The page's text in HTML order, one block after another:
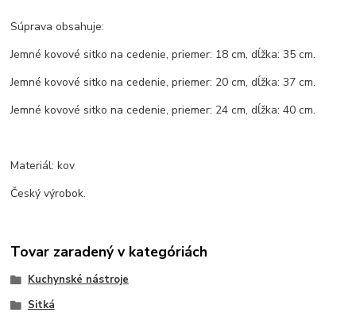
Súprava obsahuje:
Jemné kovové sitko na cedenie, priemer: 18 cm, dĺžka: 35 cm.
Jemné kovové sitko na cedenie, priemer: 20 cm, dĺžka: 37 cm.
Jemné kovové sitko na cedenie, priemer: 24 cm, dĺžka: 40 cm.
Materiál: kov
Český výrobok.
Tovar zaradený v kategóriách
Kuchynské nástroje
Sitká